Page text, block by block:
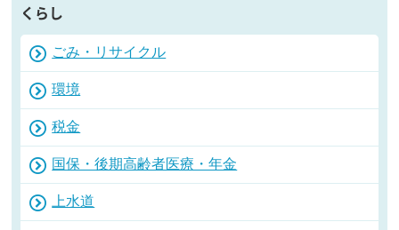
くらし
ごみ・リサイクル
環境
税金
国保・後期高齢者医療・年金
上水道